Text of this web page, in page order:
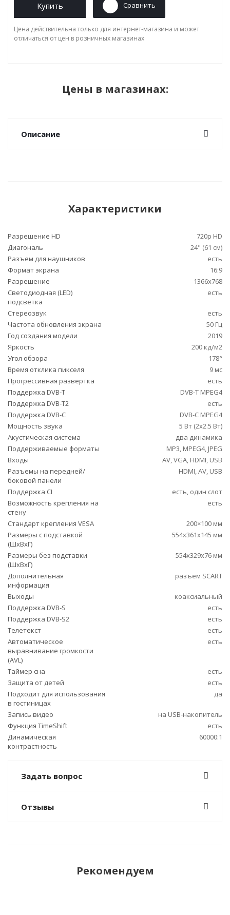
Купить Сравнить
Цена действительна только для интернет-магазина и может
отличаться от цен в розничных магазинах
Цены в магазинах:
Описание
Характеристики
Разрешение HD
720p HD
Диагональ
24" (61 см)
Разъем для наушников
есть
Формат экрана
16:9
Разрешение
1366x768
Светодиодная (LED)
подсветка
есть
Стереозвук
есть
Частота обновления экрана
50 Гц
Год создания модели
2019
Яркость
200 кд/м2
Угол обзора
178°
Время отклика пикселя
9 мс
Прогрессивная развертка
есть
Поддержка DVB-T
DVB-T MPEG4
Поддержка DVB-T2
есть
Поддержка DVB-C
DVB-C MPEG4
Мощность звука
5 Вт (2х2.5 Вт)
Акустическая система
два динамика
Поддерживаемые форматы
MP3, MPEG4, JPEG
Входы
AV, VGA, HDMI, USB
Разъемы на передней/
боковой панели
HDMI, AV, USB
Поддержка CI
есть, один слот
Возможность крепления на
стену
есть
Стандарт крепления VESA
200×100 мм
Размеры с подставкой
(ШxВxГ)
554x361x145 мм
Размеры без подставки
(ШxВxГ)
554x329x76 мм
Дополнительная
информация
разъем SCART
Выходы
коаксиальный
Поддержка DVB-S
есть
Поддержка DVB-S2
есть
Телетекст
есть
Автоматическое
выравнивание громкости
(AVL)
есть
Таймер сна
есть
Защита от детей
есть
Подходит для использования
в гостиницах
да
Запись видео
на USB-накопитель
Функция TimeShift
есть
Динамическая
контрастность
60000:1
Задать вопрос
Отзывы
Рекомендуем